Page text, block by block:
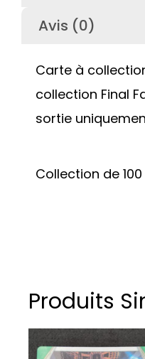
Avis (0)
Carte à
collection Final
sortie
Collection de
Produits